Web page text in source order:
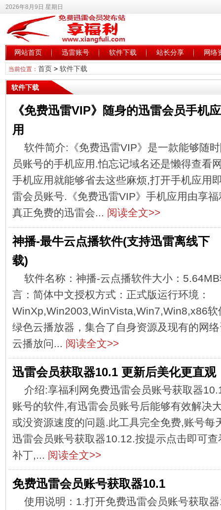
2026年8月9日 星期日
网站首页 迅雷账号 软件下载 站长分享 网络
当前位置： 首页> 软件下载
软件下载
《免费迅雷VIP》随身的迅雷会员手机应
用
软件简介:《免费迅雷VIP》是一款能够随
员账号的手机应用.怕忘记域名还是懒得查看
手机应用就能够省去这些麻烦,打开手机应用
雷会员账号.《免费迅雷VIP》手机应用由享
真正免费的迅雷会... 阅读全文>>
神播-最牛云点播软件(支持迅雷离线下
载)
软件名称：神播-云点播软件大小：
言：简体中文授权方式：正式版运行环境：
WinXp,Win2003,WinVista,Win7,Win8,x86软
绿色云播放器，集合了自身资源及现有的网
云播放问... 阅读全文>>
迅雷会员获取器10.1 更新后美化更直观
介绍:享福利网免费迅雷会员账号获取器
账号的软件,有迅雷会员账号后能够有效解决
或没资源速度的问题.此工具完全免费,账号每
迅雷会员账号获取器10.12.按提示点击即可
补丁,... 阅读全文>>
免费迅雷会员账号获取器10.1
使用说明：1.打开免费迅雷会员账号获取